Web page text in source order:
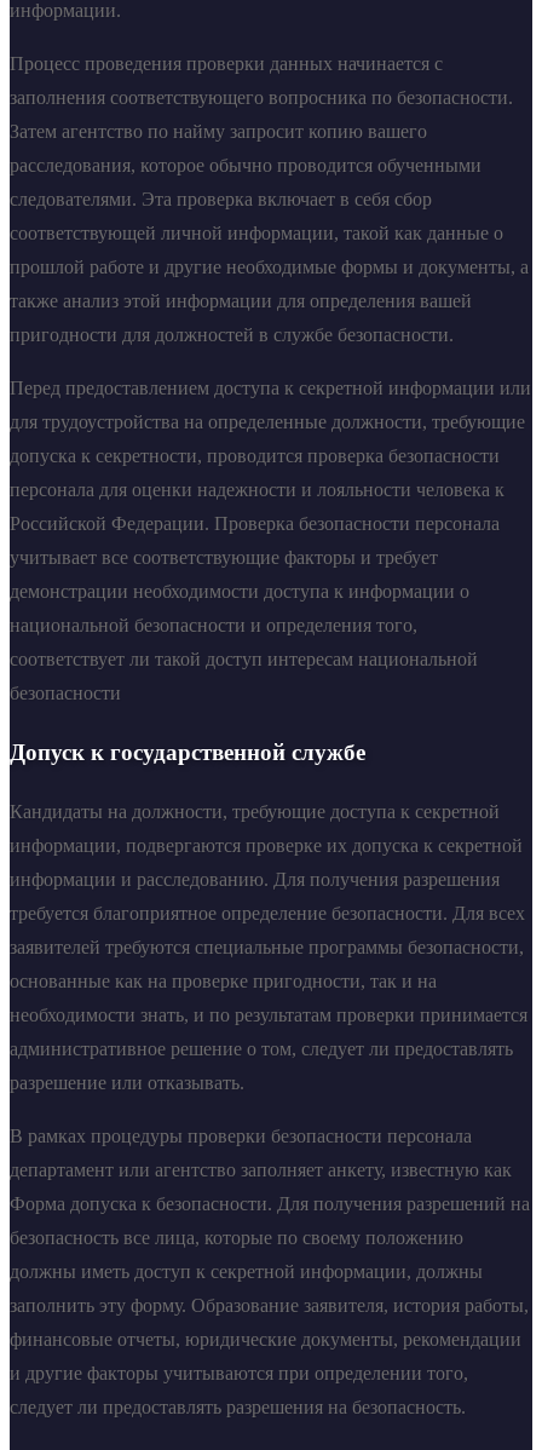
информации.
Процесс проведения проверки данных начинается с
заполнения соответствующего вопросника по безопасности.
Затем агентство по найму запросит копию вашего
расследования, которое обычно проводится обученными
следователями. Эта проверка включает в себя сбор
соответствующей личной информации, такой как данные о
прошлой работе и другие необходимые формы и документы, а
также анализ этой информации для определения вашей
пригодности для должностей в службе безопасности.
Перед предоставлением доступа к секретной информации или
для трудоустройства на определенные должности, требующие
допуска к секретности, проводится проверка безопасности
персонала для оценки надежности и лояльности человека к
Российской Федерации. Проверка безопасности персонала
учитывает все соответствующие факторы и требует
демонстрации необходимости доступа к информации о
национальной безопасности и определения того,
соответствует ли такой доступ интересам национальной
безопасности
Допуск к государственной службе
Кандидаты на должности, требующие доступа к секретной
информации, подвергаются проверке их допуска к секретной
информации и расследованию. Для получения разрешения
требуется благоприятное определение безопасности. Для всех
заявителей требуются специальные программы безопасности,
основанные как на проверке пригодности, так и на
необходимости знать, и по результатам проверки принимается
административное решение о том, следует ли предоставлять
разрешение или отказывать.
В рамках процедуры проверки безопасности персонала
департамент или агентство заполняет анкету, известную как
Форма допуска к безопасности. Для получения разрешений на
безопасность все лица, которые по своему положению
должны иметь доступ к секретной информации, должны
заполнить эту форму. Образование заявителя, история работы,
финансовые отчеты, юридические документы, рекомендации
и другие факторы учитываются при определении того,
следует ли предоставлять разрешения на безопасность.